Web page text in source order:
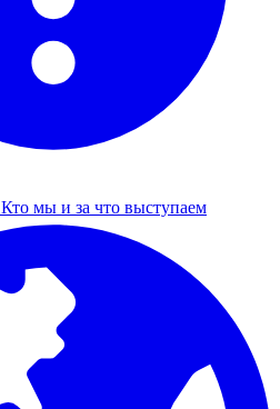
Кто мы и за что выступаем